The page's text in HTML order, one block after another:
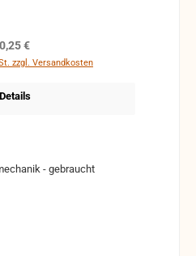
Regulärer Preis:
0,25 €
zzgl. Versandkosten
Details